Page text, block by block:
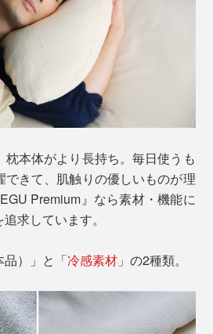
枕本体がより長持ち。毎日使うも
きて、肌触りの優しいものが理
Premium』なら素材・機能に
求しています。
品）」と「冷感素材 」の2種類。